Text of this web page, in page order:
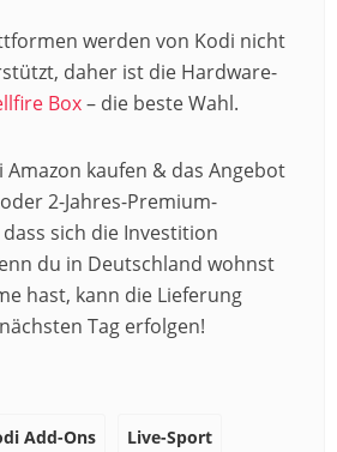
werden von Kodi nicht
daher ist die Hardware-
Box– die beste Wahl.
Amazon kaufen & das Angebot
2-Jahres-Premium-
sich die Investition
du in Deutschland wohnst
hast, kann die Lieferung
Tag erfolgen!
Add-Ons Live-Sport